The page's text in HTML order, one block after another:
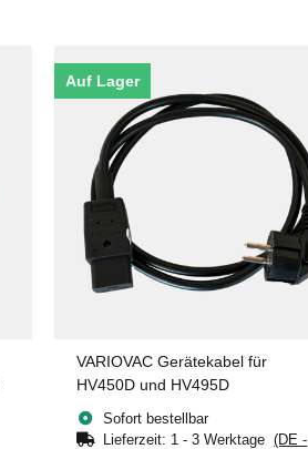
Auf Lager
VARIOVAC Gerätekabel für
HV450D und HV495D
Sofort bestellbar
Lieferzeit: 1 - 3 Werktage(DE -